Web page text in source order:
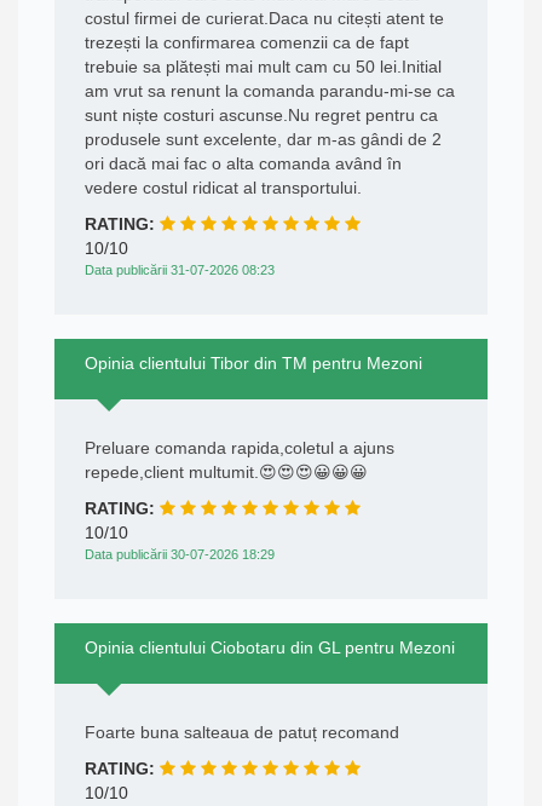
costul firmei de curierat.Daca nu citești atent te
trezești la confirmarea comenzii ca de fapt
trebuie sa plătești mai mult cam cu 50 lei.Initial
am vrut sa renunt la comanda parandu-mi-se ca
sunt niște costuri ascunse.Nu regret pentru ca
produsele sunt excelente, dar m-as gândi de 2
ori dacă mai fac o alta comanda având în
vedere costul ridicat al transportului.
RATING:
10/10
Data publicării 31-07-2026 08:23
Opinia clientului Tibor din TM pentru Mezoni
Preluare comanda rapida,coletul a ajuns
repede,client multumit.😍😍😍😀😀😀
RATING:
10/10
Data publicării 30-07-2026 18:29
Opinia clientului Ciobotaru din GL pentru Mezoni
Foarte buna salteaua de patuț recomand
RATING:
10/10